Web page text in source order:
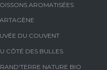
AROMATISÉES
DU COUVENT
CÔTÉ DES BULLES
NATURE BIO